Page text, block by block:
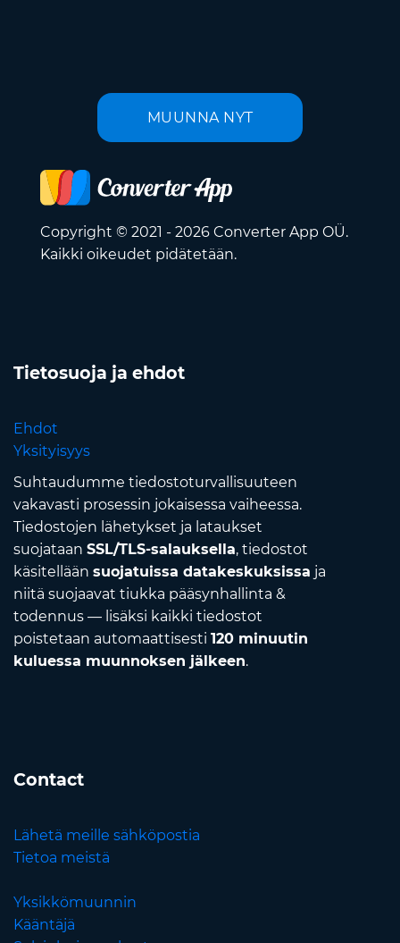
MUUNNA NYT
Copyright © 2021 - 2026 Converter App OÜ.
Kaikki oikeudet pidätetään.
Tietosuoja ja ehdot
Ehdot
Yksityisyys
Suhtaudumme tiedostoturvallisuuteen
vakavasti prosessin jokaisessa vaiheessa.
Tiedostojen lähetykset ja lataukset
suojataan SSL/TLS-salauksella, tiedostot
käsitellään suojatuissa datakeskuksissa ja
niitä suojaavat tiukka pääsynhallinta &
todennus — lisäksi kaikki tiedostot
poistetaan automaattisesti 120 minuutin
kuluessa muunnoksen jälkeen.
Contact
Lähetä meille sähköpostia
Tietoa meistä
Yksikkömuunnin
Kääntäjä